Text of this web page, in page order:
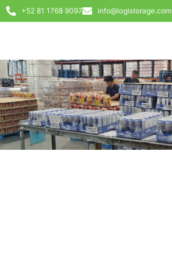
+52 81 1768 9097 info@logistorage.com